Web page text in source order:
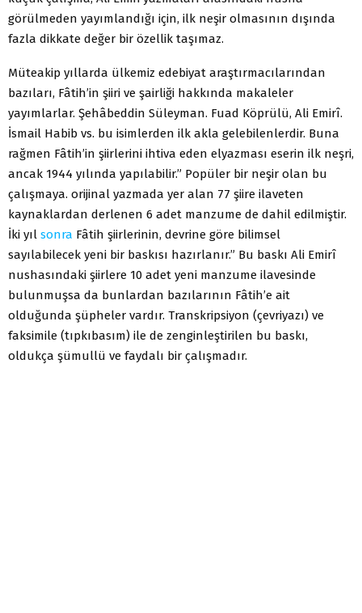
görülmeden yayımlandığı için, ilk neşir olmasının dışında
fazla dikkate değer bir özellik taşımaz.
Müteakip yıllarda ülkemiz edebiyat araştırmacılarından
bazıları, Fâtih’in şiiri ve şairliği hakkında makaleler
yayımlarlar. Şehâbeddin Süleyman. Fuad Köprülü, Ali Emirî.
İsmail Habib vs. bu isimlerden ilk akla gelebilenlerdir. Buna
rağmen Fâtih’in şiirlerini ihtiva eden elyazması eserin ilk neşri,
ancak 1944 yılında yapılabilir.” Popüler bir neşir olan bu
çalışmaya. orijinal yazmada yer alan 77 şiire ilaveten
kaynaklardan derlenen 6 adet manzume de dahil edilmiştir.
İki yıl sonra Fâtih şiirlerinin, devrine göre bilimsel
sayılabilecek yeni bir baskısı hazırlanır.” Bu baskı Ali Emirî
nushasındaki şiirlere 10 adet yeni manzume ilavesinde
bulunmuşsa da bunlardan bazılarının Fâtih’e ait
olduğunda şüpheler vardır. Transkripsiyon (çevriyazı) ve
faksimile (tıpkıbasım) ile de zenginleştirilen bu baskı,
oldukça şümullü ve faydalı bir çalışmadır.